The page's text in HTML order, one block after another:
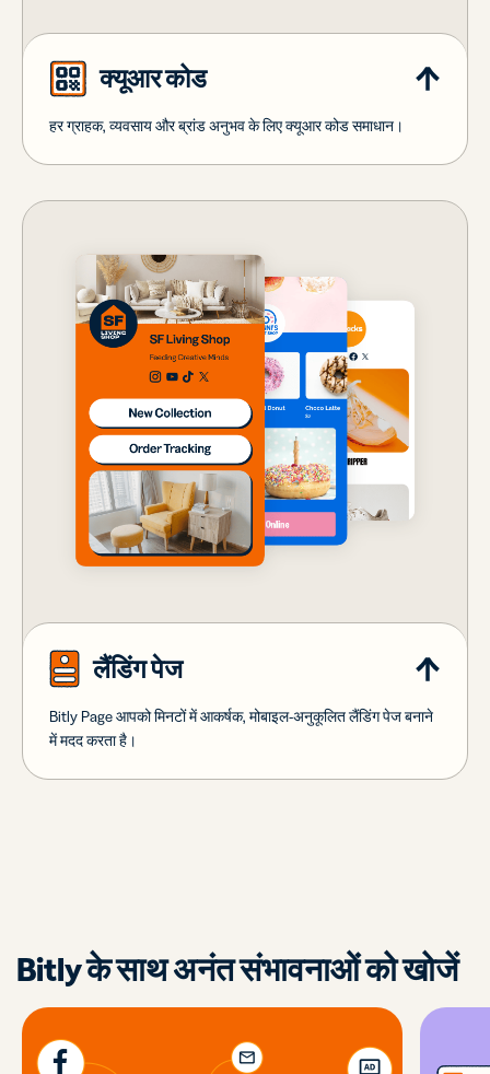
क्यूआर कोड
हर ग्राहक, व्यवसाय और ब्रांड अनुभव के लिए क्यूआर कोड समाधान।
लैंडिंग पेज
Bitly Page आपको मिनटों में आकर्षक, मोबाइल-अनुकूलित लैंडिंग पेज बनाने
में मदद करता है।
Bitly के साथ अनंत संभावनाओं को खोजें